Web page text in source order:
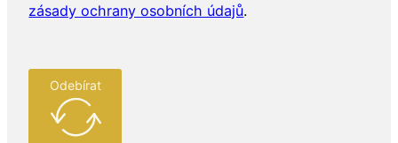
zásady ochrany osobních údajů.
Odebírat